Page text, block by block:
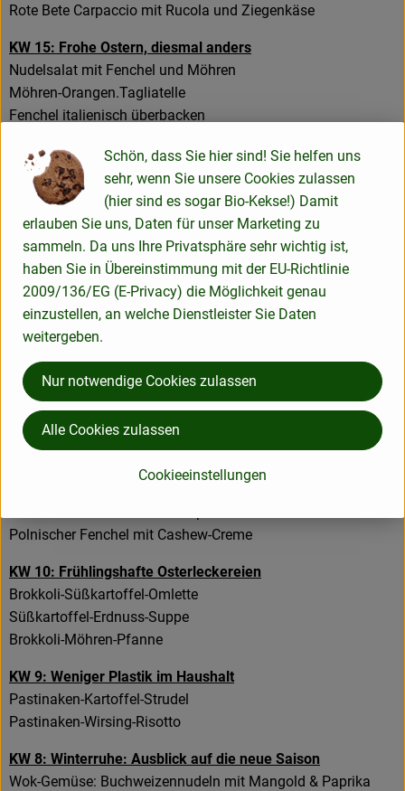
Rote Bete Carpaccio mit Rucola und Ziegenkäse
KW 15: Frohe Ostern, diesmal anders
Nudelsalat mit Fenchel und Möhren
Möhren-Orangen.Tagliatelle
Fenchel italienisch überbacken
KW 14: Neue Touren, neue Erfahrungen, neue Ideen
Bunter Krautsalat
Weißkohl-Tofupakete mit Käse-Sauce
Süßkartoffelcreme mit Dattel-Joghurt
KW 13: WICHTIG: Früherer Bestellschlüsse
Sellerie-Orangen-Salat
Sellerieschnitzel mit Cornflakes.Kruste
Mangold-Curry mit roten Linsen
KW 12: Wie wäre es mit einem Frühjahrsputz?
Chinakohl Schichtsalat
Zucchini-Möhren-Quiche
Asiatische Nudelsuppe
KW 11: Burger - auch fleischlos grandios!
Polnischer Fenchel mit Cashew-Creme
KW 10: Frühlingshafte Osterleckereien
Brokkoli-Süßkartoffel-Omlette
Süßkartoffel-Erdnuss-Suppe
Brokkoli-Möhren-Pfanne
KW 9: Weniger Plastik im Haushalt
Pastinaken-Kartoffel-Strudel
Pastinaken-Wirsing-Risotto
KW 8: Winterruhe: Ausblick auf die neue Saison
Wok-Gemüse: Buchweizennudeln mit Mangold & Paprika
Schön, dass Sie hier sind! Sie helfen uns
sehr, wenn Sie unsere Cookies zulassen
(hier sind es sogar Bio-Kekse!) Damit
erlauben Sie uns, Daten für unser Marketing zu
sammeln. Da uns Ihre Privatsphäre sehr wichtig ist,
haben Sie in Übereinstimmung mit der EU-Richtlinie
2009/136/EG (E-Privacy) die Möglichkeit genau
einzustellen, an welche Dienstleister Sie Daten
weitergeben.
Cookieeinstellungen
Nur notwendige Cookies zulassen
Alle Cookies zulassen